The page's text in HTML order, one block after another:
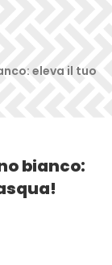
eleva il tuo
bianco: